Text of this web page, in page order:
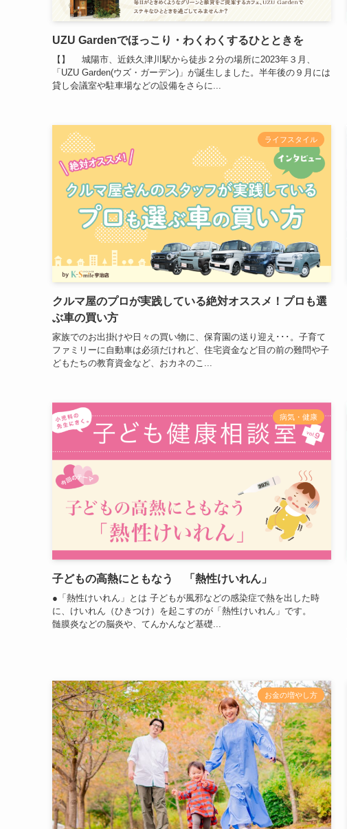
UZU Gardenでほっこり・わくわくするひとときを
【】 城陽市、近鉄久津川駅から徒歩２分の場所に2023年３月、
「UZU Garden(ウズ・ガーデン)」が誕生しました。半年後の９月には
貸し会議室や駐車場などの設備をさらに...
ライフスタイル
クルマ屋のプロが実践している絶対オススメ！プロも選
ぶ車の買い方
家族でのお出掛けや日々の買い物に、保育園の送り迎え･･･。子育て
ファミリーに自動車は必須だけれど、住宅資金など目の前の難問や子
どもたちの教育資金など、おカネのこ...
病気・健康
子どもの高熱にともなう 「熱性けいれん」
●「熱性けいれん」とは 子どもが風邪などの感染症で熱を出した時
に、けいれん（ひきつけ）を起こすのが「熱性けいれん」です。
髄膜炎などの脳炎や、てんかんなど基礎...
お金の増やし方